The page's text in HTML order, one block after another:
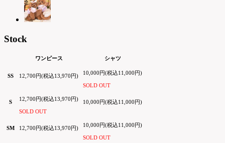
Stock
ワンピース シャツ
SS 12,700円(税込13,970円) 10,000円(税込11,000円)
SOLD OUT
S 12,700円(税込13,970円)
SOLD OUT
10,000円(税込11,000円)
SM 12,700円(税込13,970円) 10,000円(税込11,000円)
SOLD OUT